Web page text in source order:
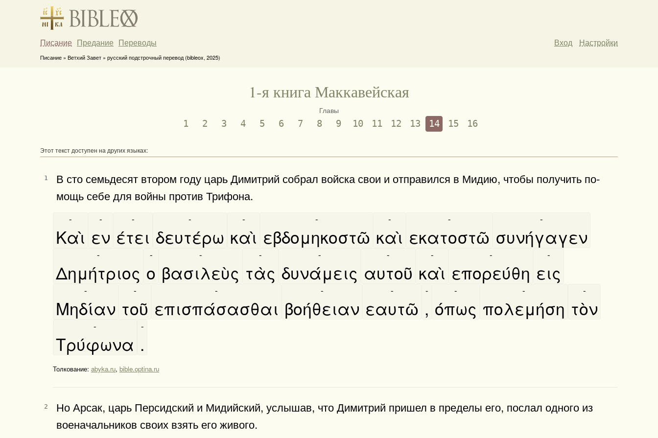
Писание Предание Переводы Вход Настройки
Писание » Ветхий Завет » русский подстрочный перевод (bibleox, 2025)
1-я книга Маккавейская
Главы
1 2 3 4 5 6 7 8 9 10 11 12 13 14 15 16
Этот текст доступен на других языках:
1
В сто семьдесят втором году царь Димитрий собрал войска свои и отправил­ся в Мидию, чтобы по­лучить по­
мощь себе для войны про­тив Трифона.
Καὶ
-
εν
-
έτει
-
δευτέρω
-
καὶ
-
εβδομηκοστῶ
-
καὶ
-
εκατοστῶ
-
συνήγαγεν
-
Δημήτριος
-
ο
-
βασιλεὺς
-
τὰς
-
δυνάμεις
-
αυτοῦ
-
καὶ
-
επορεύθη
-
εις
-
Μηδίαν
-
τοῦ
-
επισπάσασθαι
-
βοήθειαν
-
εαυτῶ
-
,
-
όπως
-
πολεμήση
-
τὸν
-
Τρύφωνα
-
.
-
Толкование: abyka.ru, bible.optina.ru
2
Но Арсак, царь Персидский и Мидийский, услы­шав, что Димитрий при­шел в пред­елы его, по­слал одного из
военачальников сво­их взять его живого.